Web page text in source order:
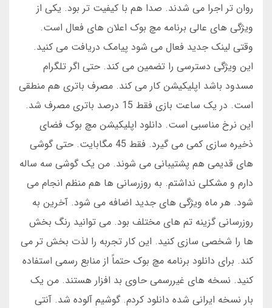
روان تر اجرا می شدند. صدا هم با کیفیت تر بود. یکی از
ویژگی های عالی برنامه مچ بوک اعلان های فعال است.
وقتی لینک جدید فعال می شود پیامک دریافت می کنید.
این ویژگی دسترسی را تضمین می کند. حتی اگر تلگرام
مسدود باشد اپلیکیشن کار می کند. مصرف باتری هم منطقی
است. در یک ساعت بازی فقط 15 درصد باتری مصرف شد.
این نرخ مناسبی است. دانلود اپلیکیشن مچ بوک فضای
ذخیره سازی کمی می گیرد. فقط 45 مگابایت. حتی گوشی
های قدیمی هم پشتیبانی می شوند. من یک گوشی سه ساله
دارم و مشکلی نداشتم. به روزرسانی ها هم منظم انجام می
شود. هر ماه ویژگی های جدید اضافه می شود. آخرین به
روزرسانی گزینه تم های مختلف بود. می توانید رنگ بخش
ها را شخصی سازی کنید. این کار تجربه را لذت بخش تر می
کند. برای دانلود برنامه مچ بوک حتماً از منابع رسمی استفاده
کنید. نسخه های غیررسمی حاوی بد افزار هستند. من یک
بار نسخه ایرانی شده دانلود کردم. گوشیم آلوده شد. آنتی